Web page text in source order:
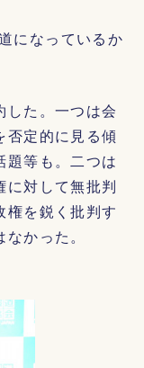
になっているか
した。一つは会
否定的に見る傾
題等も。二つは
に対して無批判
権を鋭く批判す
かった。